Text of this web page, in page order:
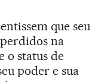
que seu
na
o status de
poder e sua